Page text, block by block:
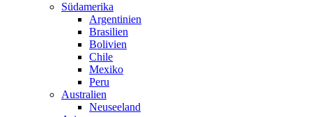
Südamerika
Argentinien
Brasilien
Bolivien
Chile
Mexiko
Peru
Australien
Neuseeland